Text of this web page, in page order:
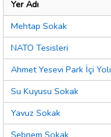
Yer Adı
Mehtap Sokak
NATO Tesisleri
Ahmet Yesevi Park İçi
Su Kuyusu Sokak
Yavuz Sokak